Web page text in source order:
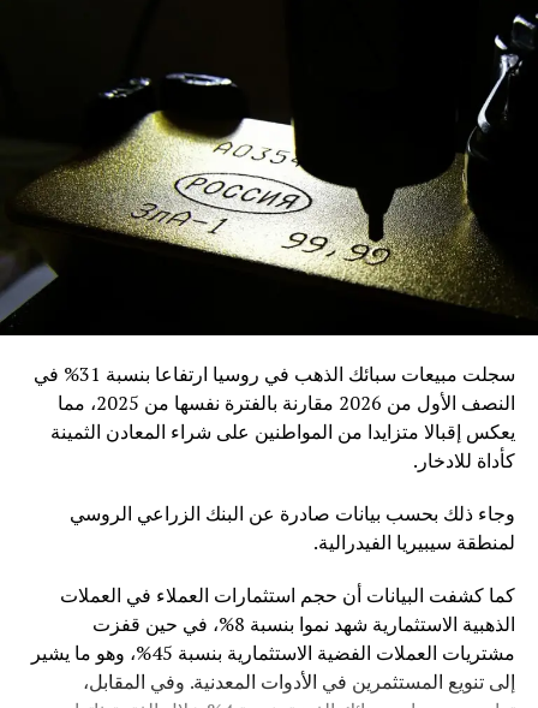
RELATED TOPICS:
UP
النفط بمكاسبه الأسبوعية رغم هبوطه
DON'T MISS
الذهب يعود للارتفاع مع تزايد المخاطر الجيوسياسية
والتوترات التجارية
سجلت مبيعات سبائك الذهب في روسيا ارتفاعا بنسبة 31% في
النصف الأول من 2026 مقارنة بالفترة نفسها من 2025، مما
يعكس إقبالا متزايدا من المواطنين على شراء المعادن الثمينة
كأداة للادخار.
وجاء ذلك بحسب بيانات صادرة عن البنك الزراعي الروسي
لمنطقة سيبيريا الفيدرالية.
كما كشفت البيانات أن حجم استثمارات العملاء في العملات
الذهبية الاستثمارية شهد نموا بنسبة 8%، في حين قفزت
مشتريات العملات الفضية الاستثمارية بنسبة 45%، وهو ما يشير
إلى تنويع المستثمرين في الأدوات المعدنية. وفي المقابل،